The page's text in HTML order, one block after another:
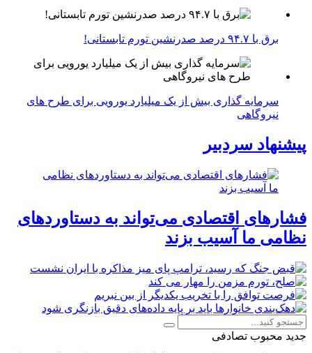
برق با ۹۴.۷ درصد صدرنشین تورم تابستانی!
سرمایه گذاری بیش از یک میلیارد یورویی برای طرح های
نیروگاهی
پیشنهاد سردبیر
فشارهای اقتصادی می‌تواند به دستاوردهای
نظامی ما آسیب بزند
جدید محبوب تصادفی